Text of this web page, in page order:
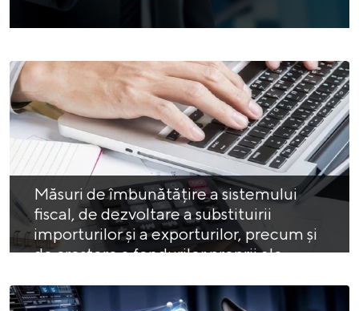
Măsuri de îmbunătățire a sistemului
fiscal, de dezvoltare a substituirii
importurilor și a exporturilor, precum și
de creștere a fondurilor proprii ale